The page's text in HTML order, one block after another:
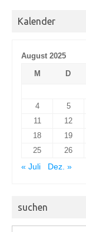
Kalender
August 2025
M
D
4
5
11
12
18
19
25
26
« Juli
Dez. »
suchen